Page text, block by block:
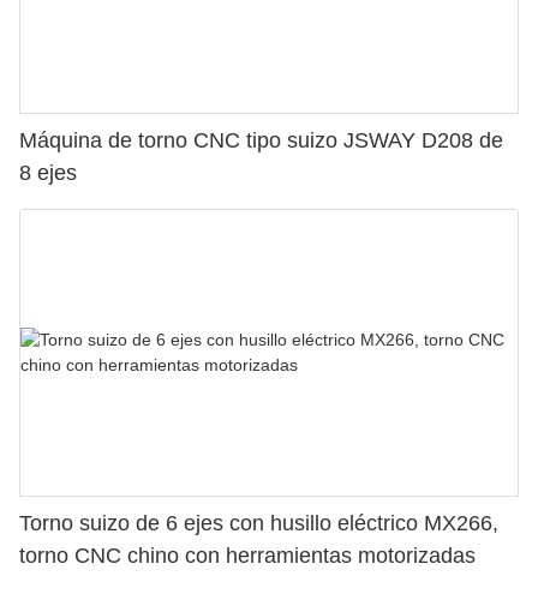
Máquina de torno CNC tipo suizo JSWAY D208 de
8 ejes
Torno suizo de 6 ejes con husillo eléctrico MX266,
torno CNC chino con herramientas motorizadas